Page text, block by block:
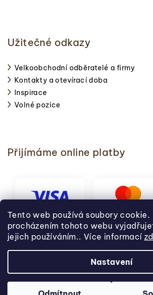
Tento web používá soubory cookie.
procházením tohoto webu
jejich používáním.. Více informací
Nastavení
Užitečné odkazy
Velkoobchodní odběratelé a firmy
Kontakty a otevírací doba
Inspirace
Volné pozice
Přijímáme online platby
Copyright 2026Svět pečení. Všechna